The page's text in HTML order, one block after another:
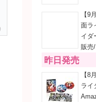
【9
面ラ
イダ
販売/
昨日発売
【8
ライ